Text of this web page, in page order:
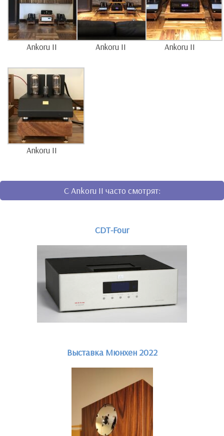
Ankoru II Ankoru II Ankoru II
Ankoru II
C Ankoru II часто смотрят:
CDT-Four
Выставка Мюнхен 2022